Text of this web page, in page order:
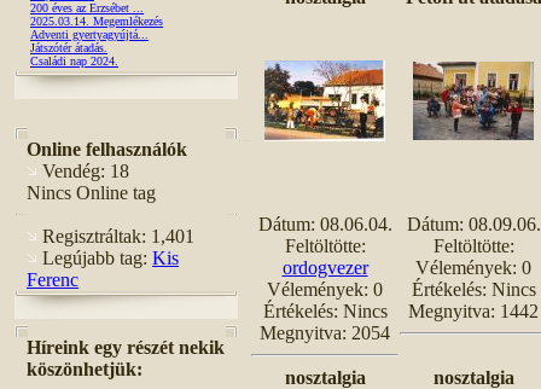
200 éves az Erzsébet ...
2025.03.14. Megemlékezés
Adventi gyertyagyújtá...
Játszótér átadás.
Családi nap 2024.
Online felhasználók
Vendég: 18
Nincs Online tag
Regisztráltak: 1,401
Legújabb tag: Kis
Ferenc
Híreink egy részét nekik
köszönhetjük:
Dátum: 08.06.04.
Feltöltötte:
ordogvezer
Vélemények: 0
Értékelés: Nincs
Megnyitva: 2054
Dátum: 08.09.06.
Feltöltötte:
Vélemények: 0
Értékelés: Nincs
Megnyitva: 1442
nosztalgia nosztalgia